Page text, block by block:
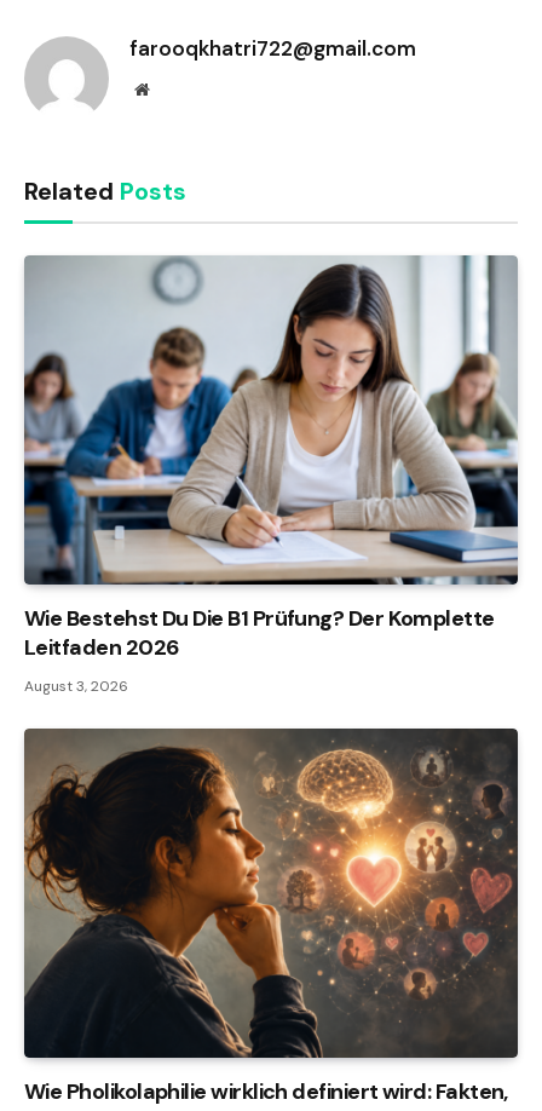
farooqkhatri722@gmail.com
Website
Related Posts
Wie Bestehst Du Die B1 Prüfung? Der Komplette
Leitfaden 2026
August 3, 2026
Wie Pholikolaphilie wirklich definiert wird: Fakten,